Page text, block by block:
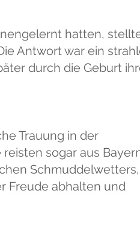
hatten,
Antwort war ein
durch die Geburt
Trauung in der
sogar aus
Freude abhalten und